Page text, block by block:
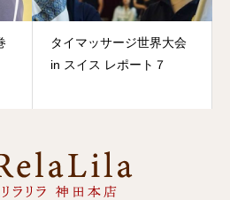
タイマッサージ世界大会
in スイス レポート７